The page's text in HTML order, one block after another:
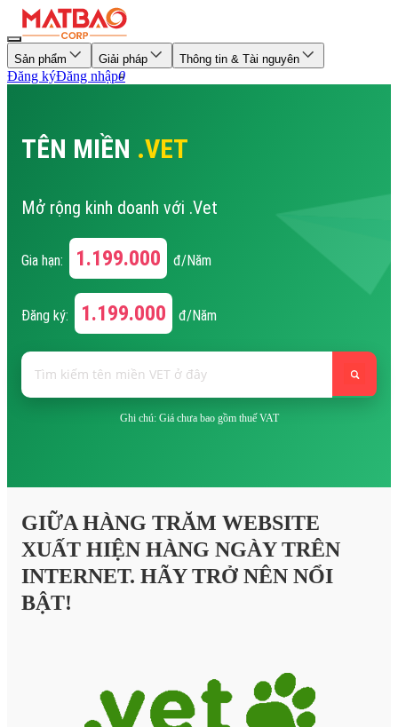
Sản phẩm Giải pháp Thông tin & Tài nguyên
Đăng kýĐăng nhập0
TÊN MIỀN .VET
Mở rộng kinh doanh với .Vet
Gia hạn: 1.199.000 đ/Năm
Đăng ký: 1.199.000 đ/Năm
Ghi chú: Giá chưa bao gồm thuế VAT
GIỮA HÀNG TRĂM WEBSITE
XUẤT HIỆN HÀNG NGÀY TRÊN
INTERNET. HÃY TRỞ NÊN NỔI
BẬT!